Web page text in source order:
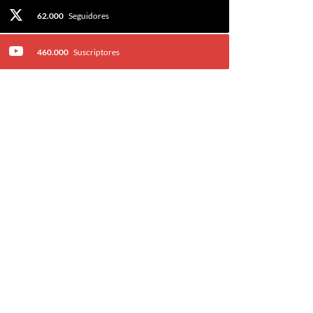
62.000 Seguidores
460.000 Suscriptores